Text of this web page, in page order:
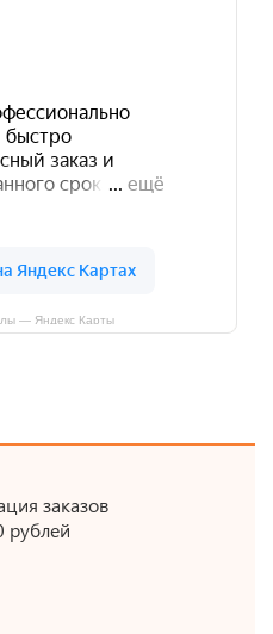
— Яндекс Карты
заказов
рублей